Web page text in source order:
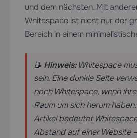
und dem nächsten. Mit
Whitespace ist nicht nur der
Bereich in einem
📝 Hinweis:Whitespace
sein. Eine dunkle Seite
noch Whitespace, wenn
Raum um sich herum
Artikel bedeutet
Abstand auf einer Website